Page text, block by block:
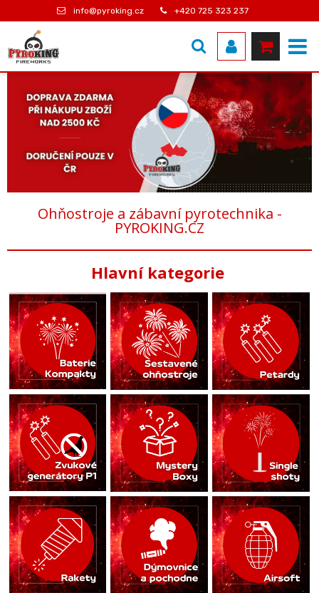
info@pyroking.cz +420 725 323 237
Ohňostroje a zábavní pyrotechnika -
PYROKING.CZ
Hlavní kategorie